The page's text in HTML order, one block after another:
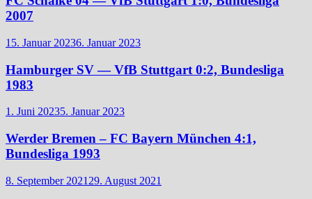
2007
15. Januar 20236. Januar 2023
Hamburger SV — VfB Stuttgart 0:2, Bundesliga
1983
1. Juni 20235. Januar 2023
Werder Bremen – FC Bayern München 4:1,
Bundesliga 1993
8. September 2021 29. August 2021